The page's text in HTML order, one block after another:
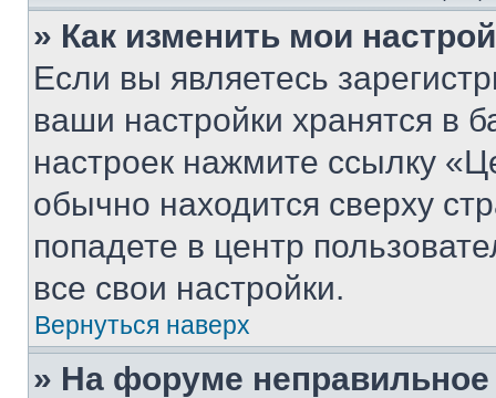
» Как изменить мои
Если вы являетесь
ваши настройки хранятся в
настроек нажмите ссылку
обычно находится сверху
попадете в центр
все свои настройки.
Вернуться наверх
» На форуме